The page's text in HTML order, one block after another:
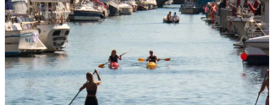
Planlæg din tur
CopenPay
Copenhagen Card